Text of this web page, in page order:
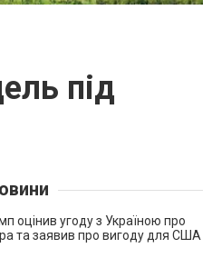
під
оцінив угоду з Україною про
та заявив про вигоду для США